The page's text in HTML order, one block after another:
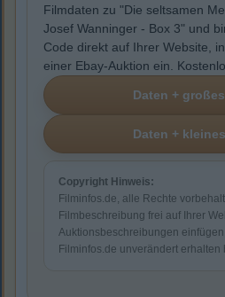
Filmdaten zu "Die seltsamen
Josef Wanninger - Box 3" und
Code direkt auf Ihrer Website,
einer Ebay-Auktion ein.
Copyright Hinweis:
Filminfos.de, alle Rechte
Filmbeschreibung frei auf Ihrer
Auktionsbeschreibungen
Filminfos.de unverändert erhalten